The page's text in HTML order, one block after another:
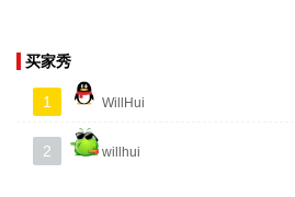
买家秀
1 WillHui
2 willhui